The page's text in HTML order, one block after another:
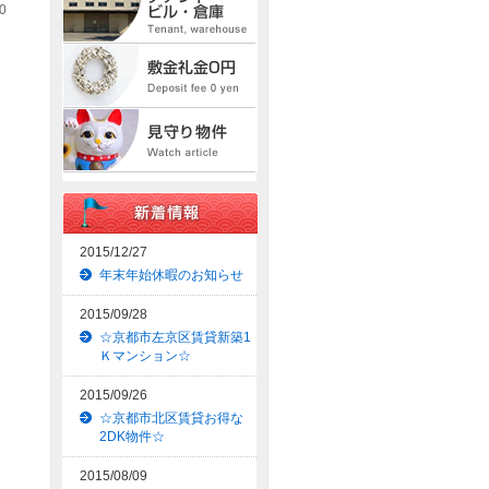
2015/12/27
年末年始休暇のお知らせ
2015/09/28
☆京都市左京区賃貸新築1
Ｋマンション☆
2015/09/26
☆京都市北区賃貸お得な
2DK物件☆
2015/08/09